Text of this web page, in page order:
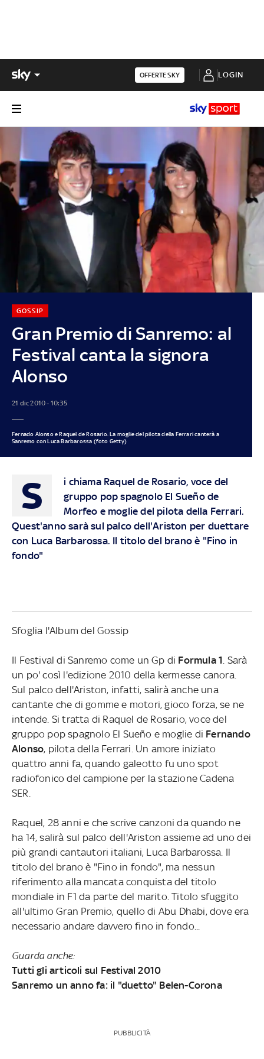
OFFERTE SKY LOGIN
Gran Premio di Sanremo: al
Festival canta la signora
Alonso
GOSSIP
21 dic 2010 - 10:35
Fernado Alonso e Raquel de Rosario. La moglie del pilota della Ferrari canterà a
Sanremo con Luca Barbarossa (foto Getty)
S
i chiama Raquel de Rosario, voce del
gruppo pop spagnolo El Sueño de
Morfeo e moglie del pilota della Ferrari.
Quest'anno sarà sul palco dell'Ariston per duettare
con Luca Barbarossa. Il titolo del brano è "Fino in
fondo"
Sfoglia l'Album del Gossip
Il Festival di Sanremo come un Gp di Formula 1 . Sarà
un po' così l'edizione 2010 della kermesse canora.
Sul palco dell'Ariston, infatti, salirà anche una
cantante che di gomme e motori, gioco forza, se ne
intende. Si tratta di Raquel de Rosario, voce del
gruppo pop spagnolo El Sueño e moglie di Fernando
Alonso, pilota della Ferrari. Un amore iniziato
quattro anni fa, quando galeotto fu uno spot
radiofonico del campione per la stazione Cadena
SER.
Raquel, 28 anni e che scrive canzoni da quando ne
ha 14, salirà sul palco dell'Ariston assieme ad uno dei
più grandi cantautori italiani, Luca Barbarossa. Il
titolo del brano è "Fino in fondo", ma nessun
riferimento alla mancata conquista del titolo
mondiale in F1 da parte del marito. Titolo sfuggito
all'ultimo Gran Premio, quello di Abu Dhabi, dove era
necessario andare davvero fino in fondo...
Guarda anche:
Tutti gli articoli sul Festival 2010
Sanremo un anno fa: il "duetto" Belen-Corona
PUBBLICITÀ